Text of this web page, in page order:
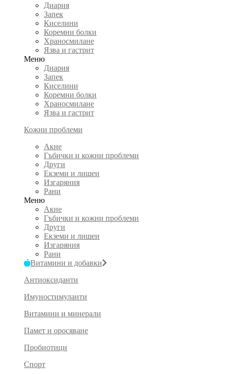
Диария
Запек
Киселини
Коремни болки
Храносмилане
Язва и гастрит
Меню
Диария
Запек
Киселини
Коремни болки
Храносмилане
Язва и гастрит
Кожни проблеми
Акне
Гъбички и кожни проблеми
Други
Екземи и лишеи
Изгаряния
Рани
Меню
Акне
Гъбички и кожни проблеми
Други
Екземи и лишеи
Изгаряния
Рани
Витамини и добавки
Антиоксиданти
Имуностимуланти
Витамини и минерали
Памет и оросяване
Пробиотици
Спорт